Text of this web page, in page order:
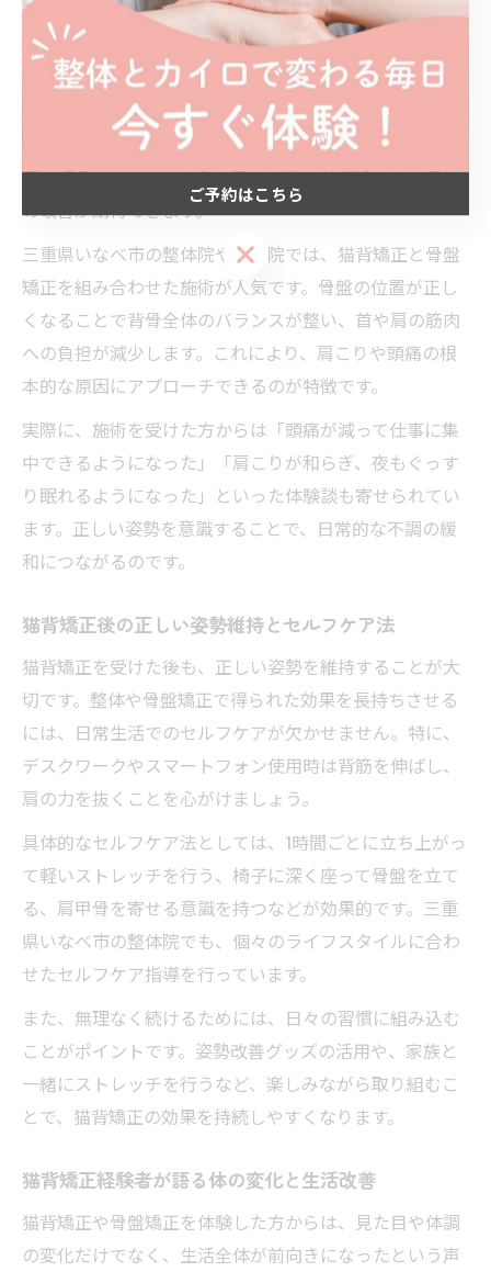
猫背矯正が肩こりや頭痛の緩和に役立つ理由
猫背の状態が続くと、首や肩、背中の筋肉に過度な負担
がかかり、血流が悪くなりがちです。その結果、慢性的
な肩こりや頭痛に悩まされる方が多くなります。猫背矯
正を行うことで、これらの筋肉の緊張が緩和され、症状
の改善が期待できます。
三重県いなべ市の整体院や整骨院では、猫背矯正と骨盤
矯正を組み合わせた施術が人気です。骨盤の位置が正し
くなることで背骨全体のバランスが整い、首や肩の筋肉
への負担が減少します。これにより、肩こりや頭痛の根
本的な原因にアプローチできるのが特徴です。
実際に、施術を受けた方からは「頭痛が減って仕事に集
中できるようになった」「肩こりが和らぎ、夜もぐっす
り眠れるようになった」といった体験談も寄せられてい
ます。正しい姿勢を意識することで、日常的な不調の緩
和につながるのです。
猫背矯正後の正しい姿勢維持とセルフケア法
猫背矯正を受けた後も、正しい姿勢を維持することが大
切です。整体や骨盤矯正で得られた効果を長持ちさせる
には、日常生活でのセルフケアが欠かせません。特に、
デスクワークやスマートフォン使用時は背筋を伸ばし、
肩の力を抜くことを心がけましょう。
具体的なセルフケア法としては、1時間ごとに立ち上がっ
て軽いストレッチを行う、椅子に深く座って骨盤を立て
る、肩甲骨を寄せる意識を持つなどが効果的です。三重
県いなべ市の整体院でも、個々のライフスタイルに合わ
せたセルフケア指導を行っています。
また、無理なく続けるためには、日々の習慣に組み込む
ことがポイントです。姿勢改善グッズの活用や、家族と
一緒にストレッチを行うなど、楽しみながら取り組むこ
とで、猫背矯正の効果を持続しやすくなります。
猫背矯正経験者が語る体の変化と生活改善
猫背矯正や骨盤矯正を体験した方からは、見た目や体調
の変化だけでなく、生活全体が前向きになったという声
ご予約はこちら
ご予約はこちら